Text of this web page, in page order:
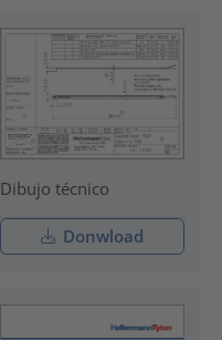
Dibujo técnico
Donwload